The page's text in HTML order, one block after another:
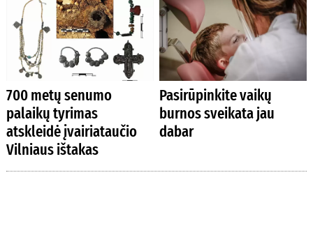
700 metų senumo
palaikų tyrimas
atskleidė įvairiataučio
Vilniaus ištakas
Pasirūpinkite vaikų
burnos sveikata jau
dabar